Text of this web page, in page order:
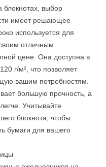
блокнотах, выбор
имеет решающее
используется для
отличным
цене. Она доступна в
г/м², что позволяет
вашим потребностям.
большую прочность, а
Учитывайте
блокнота, чтобы
бумаги для вашего